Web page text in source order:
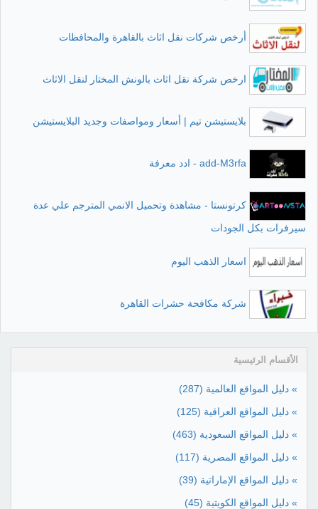
أرخص شركات نقل اثاث بالقاهرة والمحافظات
ارخص شركة نقل اثاث بالونش المختار لنقل الاثاث
بلايستيشن تيم | أسعار ومواصفات وجديد البلايستيشن
add-M3rfa - ادد معرفة
كرتونستا - مشاهدة وتحميل الانمي المترجم علي عدة
سيرفرات بكل الجودات
اسعار الذهب اليوم
شركة مكافحة حشرات القاهرة
الأقسام الرئيسية
» دليل المواقع العالمية (287)
» دليل المواقع العراقية (125)
» دليل المواقع السعودية (463)
» دليل المواقع المصرية (117)
» دليل المواقع الإماراتية (39)
» دليل المواقع الكويتية (45)